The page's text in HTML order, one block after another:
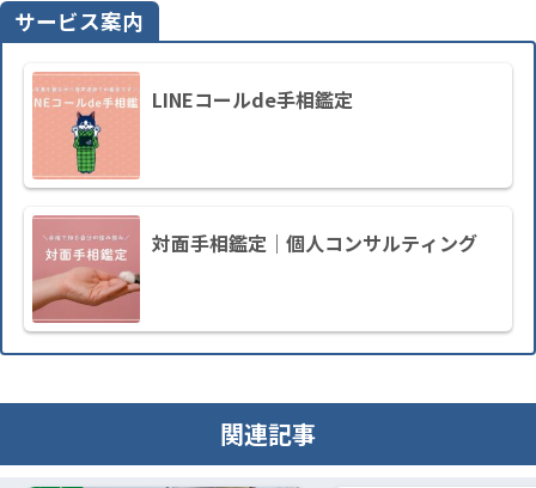
サービス案内
LINEコールde手相鑑定
対面手相鑑定｜個人コンサルティング
関連記事